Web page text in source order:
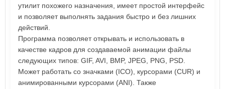
утилит похожего назначения, имеет простой интерфейс
и позволяет выполнять задания быстро и без лишних
действий.
Программа позволяет открывать и использовать в
качестве кадров для создаваемой анимации файлы
следующих типов: GIF, AVI, BMP, JPEG, PNG, PSD.
Может работать со значками (ICO), курсорами (CUR) и
анимированными курсорами (ANI). Также